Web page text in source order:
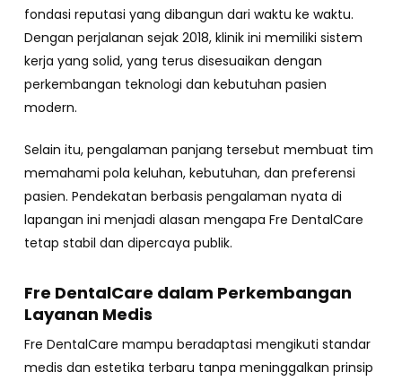
fondasi reputasi yang dibangun dari waktu ke waktu.
Dengan perjalanan sejak 2018, klinik ini memiliki sistem
kerja yang solid, yang terus disesuaikan dengan
perkembangan teknologi dan kebutuhan pasien
modern.
Selain itu, pengalaman panjang tersebut membuat tim
memahami pola keluhan, kebutuhan, dan preferensi
pasien. Pendekatan berbasis pengalaman nyata di
lapangan ini menjadi alasan mengapa Fre DentalCare
tetap stabil dan dipercaya publik.
Fre DentalCare dalam Perkembangan
Layanan Medis
Fre DentalCare mampu beradaptasi mengikuti standar
medis dan estetika terbaru tanpa meninggalkan prinsip